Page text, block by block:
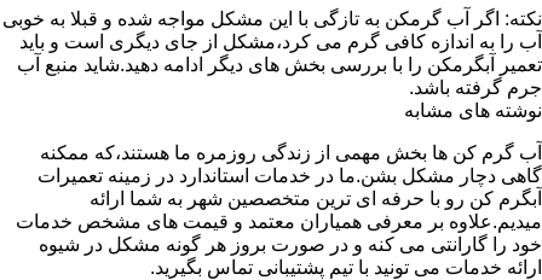
نکته: اگر آب گرمکن به تازگی با این مشکل مواجه شده و قبلا به خوبی
آب را به اندازه کافی گرم می کرد،مشکل از جای دیگری است و باید
تعمیر آبگرمکن را با بررسی بخش های دیگر ادامه دهید.شاید منبع آب
جرم گرفته باشد.
نوشته های مشابه
آب گرم کن ها بخش مهمی از زندگی روزمره ما هستند،که ممکنه
گاهی دچار مشکل بشن.ما در خدمات استاندارد در زمینه تعمیرات
آبگرم کن رو با حرفه ای ترین متخصصین شهر به شما ارائه
میدیم.علاوه بر معرفی همیاران معتمد و قیمت های مشخص خدمات
خود را گارانتی می کنه و در صورت بروز هر گونه مشکل در شیوه
ارائه خدمات می تونید با تیم پشتیبانی تماس بگیرید.